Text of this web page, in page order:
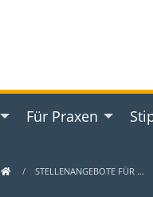
Für Praxen
STELLENANGEBOTE FÜR …